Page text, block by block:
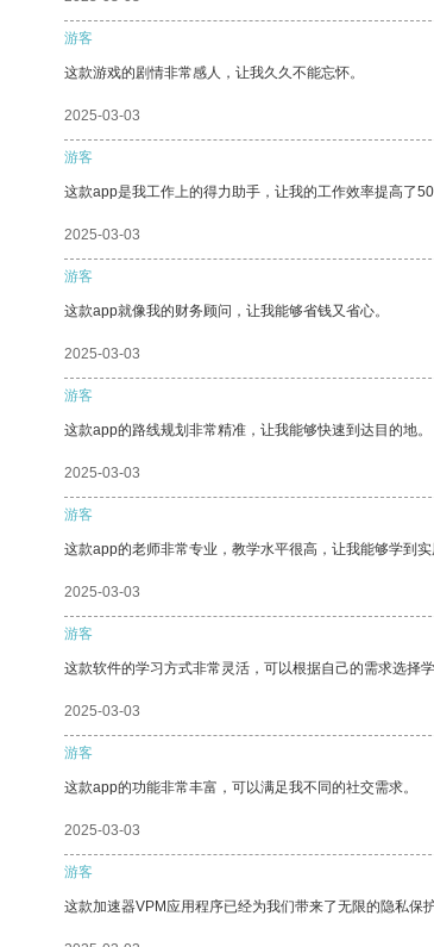
游客
这款游戏的剧情非常感人，让我久久不能忘怀。
2025-03-03
游客
这款app是我工作上的得力助手，让我的工作效率提高了
2025-03-03
游客
这款app就像我的财务顾问，让我能够省钱又省心。
2025-03-03
游客
这款app的路线规划非常精准，让我能够快速到达目的地。
2025-03-03
游客
这款app的老师非常专业，教学水平很高，让我能够学到实
2025-03-03
游客
这款软件的学习方式非常灵活，可以根据自己的需求选择学
2025-03-03
游客
这款app的功能非常丰富，可以满足我不同的社交需求。
2025-03-03
游客
这款加速器VPM应用程序已经为我们带来了无限的隐私保